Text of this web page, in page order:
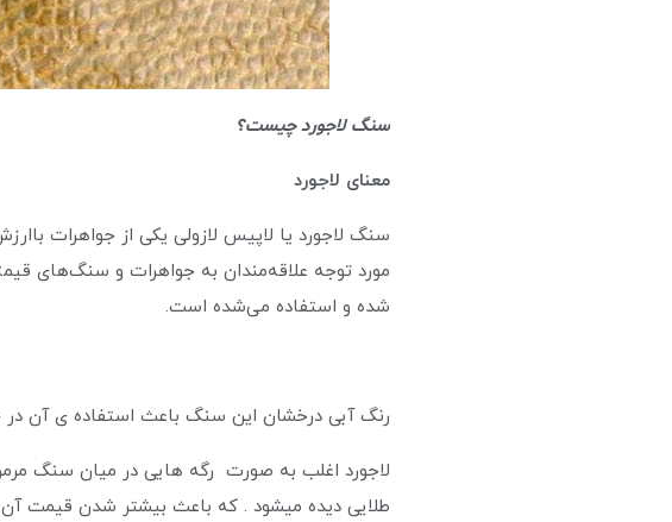
سنگ لاجورد چیست؟
معنای لاجورد
سنگ لاجورد یا لاپیس لازولی یکی از جواهرات
مورد توجه علاقه‌مندان به جواهرات و سنگ‌های
شده و استفاده می‌شده است.
رنگ آبی درخشان این سنگ باعث استفاده ی آن
لاجورد اغلب به صورت رگه هایی در میان سنگ
طلایی دیده میشود . که باعث بیشتر شدن قیمت